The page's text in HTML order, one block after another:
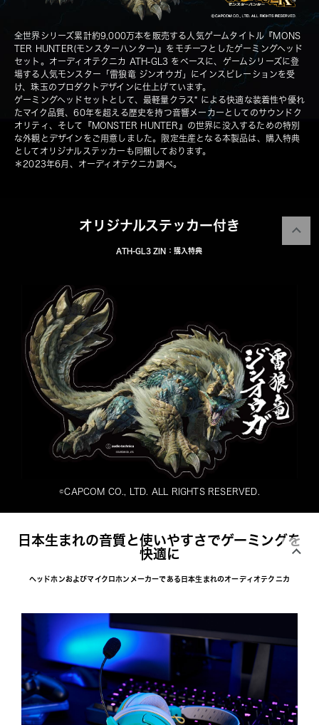
全世界シリーズ累計約9,000万本を販売する人気ゲームタイトル『MONS
TER HUNTER(モンスターハンター)』をモチーフとしたゲーミングヘッド
セット。 オーディオテクニカ ATH-GL3 をベースに、ゲームシリーズに登
場する人気モンスター「雷狼竜 ジンオウガ」にインスピレーションを受
け、珠玉のプロダクトデザインに仕上げています。
ゲーミングヘッドセットとして、最軽量クラス* による快適な装着性や優れ
たマイク品質、60年を超える歴史を持つ音響メーカーとしてのサウンドク
オリティ、そして『MONSTER HUNTER』の世界に没入するための特別
な外観とデザインをご用意しました。限定生産となる本製品は、購入特典
としてオリジナルステッカーも同梱しております。
＊2023年6月、オーディオテクニカ調べ。
オリジナルステッカー付き
ATH-GL3 ZIN：購入特典
©CAPCOM CO., LTD. ALL RIGHTS RESERVED.
日本生まれの音質と使いやすさでゲーミングを
快適に
ヘッドホンおよびマイクロホンメーカーである日本生まれのオーディオテクニカ